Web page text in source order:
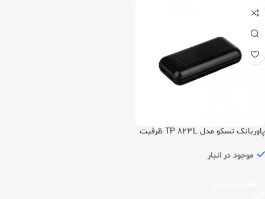
پاوربانک تسکو مدل TP 823L ظرفیت
موجود در انبار